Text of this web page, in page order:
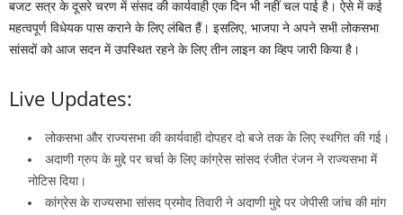
बजट सत्र के दूसरे चरण में संसद की कार्यवाही एक दिन भी नहीं चल पाई है। ऐसे में कई
महत्वपूर्ण विधेयक पास कराने के लिए लंबित हैं। इसलिए, भाजपा ने अपने सभी लोकसभा
सांसदों को आज सदन में उपस्थित रहने के लिए तीन लाइन का व्हिप जारी किया है।
Live Updates:
लोकसभा और राज्यसभा की कार्यवाही दोपहर दो बजे तक के लिए स्थगित की गई।
अदाणी ग्रुप के मुद्दे पर चर्चा के लिए कांग्रेस सांसद रंजीत रंजन ने राज्यसभा में
नोटिस दिया।
कांग्रेस के राज्यसभा सांसद प्रमोद तिवारी ने अदाणी मुद्दे पर जेपीसी जांच की मांग